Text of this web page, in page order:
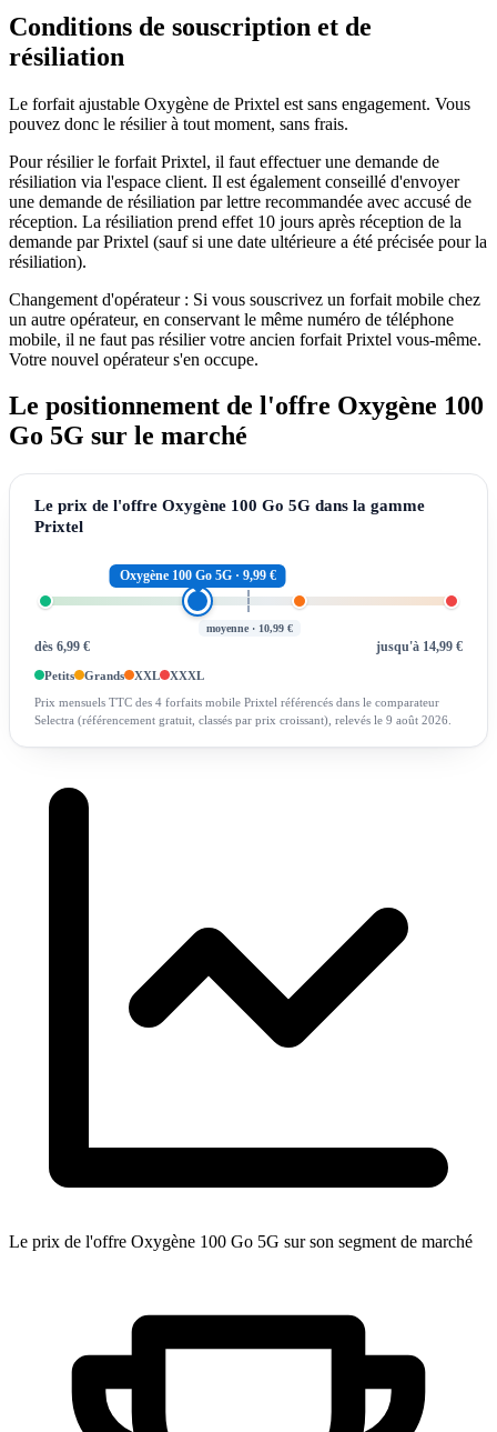
Conditions de souscription et de
résiliation
Le forfait ajustable Oxygène de Prixtel est sans engagement. Vous
pouvez donc le résilier à tout moment, sans frais.
Pour résilier le forfait Prixtel, il faut effectuer une demande de
résiliation via l'espace client. Il est également conseillé d'envoyer
une demande de résiliation par lettre recommandée avec accusé de
réception. La résiliation prend effet 10 jours après réception de la
demande par Prixtel (sauf si une date ultérieure a été précisée pour la
résiliation).
Changement d'opérateur : Si vous souscrivez un forfait mobile chez
un autre opérateur, en conservant le même numéro de téléphone
mobile, il ne faut pas résilier votre ancien forfait Prixtel vous-même.
Votre nouvel opérateur s'en occupe.
Le positionnement de l'offre Oxygène 100
Go 5G sur le marché
Le prix de l'offre Oxygène 100 Go 5G dans la gamme
Prixtel
moyenne · 10,99 €
Oxygène 100 Go 5G · 9,99 €
dès 6,99 € jusqu'à 14,99 €
Petits Grands XXL XXXL
Prix mensuels TTC des 4 forfaits mobile Prixtel référencés dans le comparateur
Selectra (référencement gratuit, classés par prix croissant), relevés le 9 août 2026.
Le prix de l'offre Oxygène 100 Go 5G sur son segment de marché